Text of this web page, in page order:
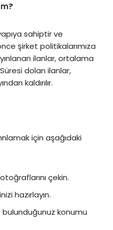
sahiptir ve
şirket politikalarımıza
ilanlar, ortalama
dolan ilanlar,
kaldırılır.
için aşağıdaki
çekin.
hazırlayın.
bulunduğunuz konumu